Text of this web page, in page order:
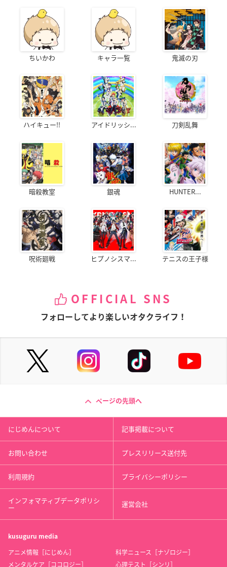
ちいかわ キャラ一覧 鬼滅の刃
ハイキュー!! アイドリッシ... 刀剣乱舞
暗殺教室 銀魂 HUNTER...
呪術廻戦 ヒプノシスマ... テニスの王子様
OFFICIAL SNS
フォローしてより楽しいオタクライフ！
ページの先頭へ
にじめんについて 記事掲載について
お問い合わせ プレスリリース送付先
利用規約 プライバシーポリシー
インフォマティブデータポリシ
ー 運営会社
kusuguru media
アニメ情報［にじめん］
科学ニュース［ナゾロジー］
メンタルケア［ココロジー］
心理テスト［シンリ］